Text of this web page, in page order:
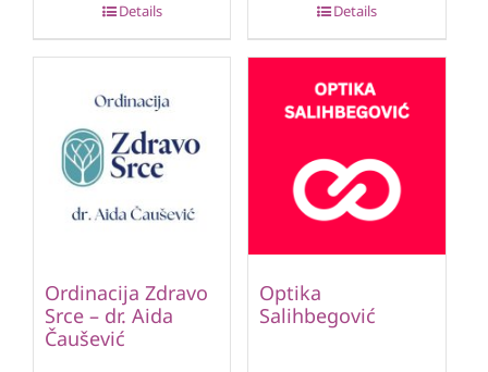
Details Details
Ordinacija Zdravo
Srce – dr. Aida
Čaušević
Optika
Salihbegović